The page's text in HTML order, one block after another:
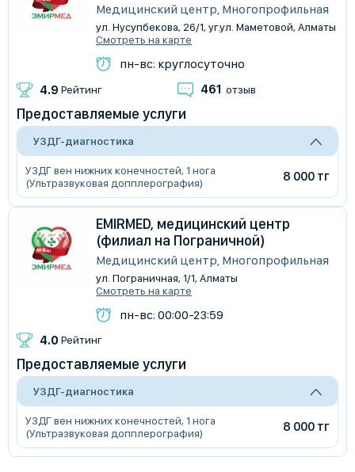
Медицинский центр, Многопрофильная
ул. Нусупбекова, 26/1, уг.ул. Маметовой, Алматы
Смотреть на карте
пн-вс: круглосуточно
4.9 Рейтинг 461 отзыв
Предоставляемые услуги
УЗДГ-диагностика
УЗДГ вен нижних конечностей, 1 нога
(Ультразвуковая допплерография)
8 000 тг
EMIRMED, медицинский центр
(филиал на Пограничной)
Медицинский центр, Многопрофильная
ул. Пограничная, 1/1, Алматы
Смотреть на карте
пн-вс: 00:00-23:59
4.0 Рейтинг
Предоставляемые услуги
УЗДГ-диагностика
УЗДГ вен нижних конечностей, 1 нога
(Ультразвуковая допплерография)
8 000 тг